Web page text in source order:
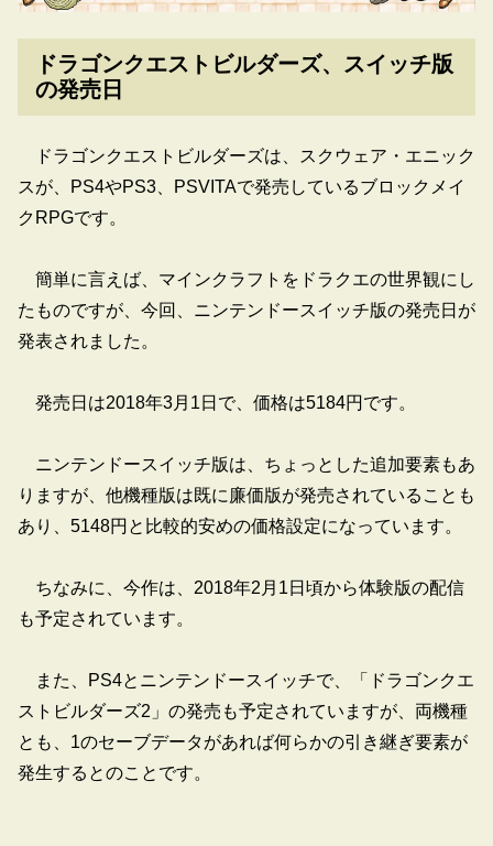
ドラゴンクエストビルダーズ、スイッチ版
の発売日
ドラゴンクエストビルダーズは、スクウェア・エニック
スが、PS4やPS3、PSVITAで発売しているブロックメイ
クRPGです。
簡単に言えば、マインクラフトをドラクエの世界観にし
たものですが、今回、ニンテンドースイッチ版の発売日が
発表されました。
発売日は2018年3月1日で、価格は5184円です。
ニンテンドースイッチ版は、ちょっとした追加要素もあ
りますが、他機種版は既に廉価版が発売されていることも
あり、5148円と比較的安めの価格設定になっています。
ちなみに、今作は、2018年2月1日頃から体験版の配信
も予定されています。
また、PS4とニンテンドースイッチで、「ドラゴンクエ
ストビルダーズ2」の発売も予定されていますが、両機種
とも、1のセーブデータがあれば何らかの引き継ぎ要素が
発生するとのことです。